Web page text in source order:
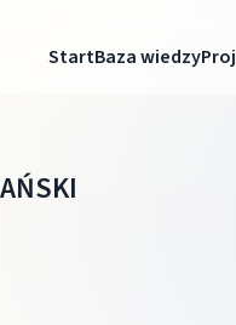
StartBaza wiedzy